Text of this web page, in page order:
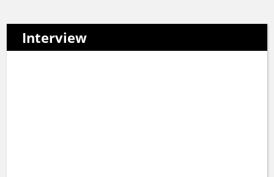
Interview